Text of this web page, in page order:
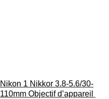
Nikon 1 Nikkor 3.8-5.6/30-
110mm Objectif d’appareil